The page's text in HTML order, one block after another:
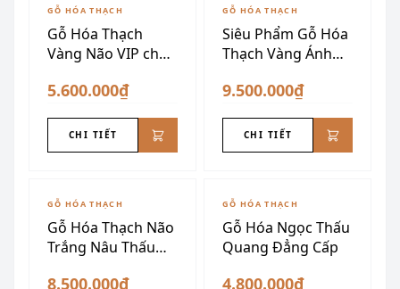
GỖ HÓA THẠCH
Gỗ Hóa Thạch
Vàng Não VIP chấn
5.600.000₫
CHI TIẾT
GỖ HÓA THẠCH
Siêu Phẩm Gỗ Hóa
Thạch Vàng Ánh
9.500.000₫
CHI TIẾT
GỖ HÓA THẠCH
Gỗ Hóa Thạch Não
Trắng Nâu Thấu
8.500.000₫
GỖ HÓA THẠCH
Gỗ Hóa Ngọc Thấu
Quang Đẳng Cấp
4.800.000₫